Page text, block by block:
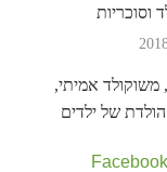
וסוכריות
משוקולד אמיתי,
הולדת של ילדים
Facebook